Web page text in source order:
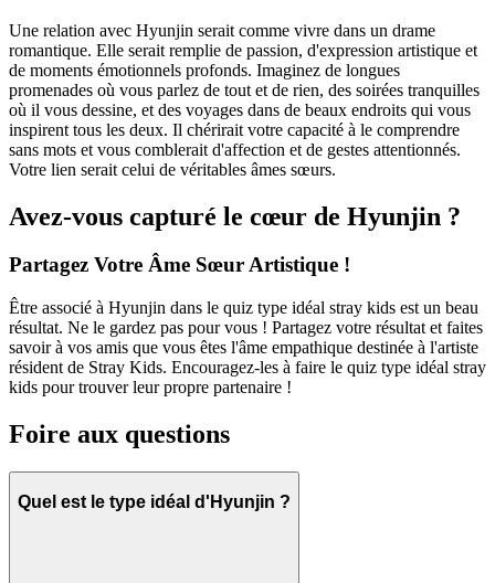
Une relation avec Hyunjin serait comme vivre dans un drame
romantique. Elle serait remplie de passion, d'expression artistique et
de moments émotionnels profonds. Imaginez de longues
promenades où vous parlez de tout et de rien, des soirées tranquilles
où il vous dessine, et des voyages dans de beaux endroits qui vous
inspirent tous les deux. Il chérirait votre capacité à le comprendre
sans mots et vous comblerait d'affection et de gestes attentionnés.
Votre lien serait celui de véritables âmes sœurs.
Avez-vous capturé le cœur de Hyunjin ?
Partagez Votre Âme Sœur Artistique !
Être associé à Hyunjin dans le quiz type idéal stray kids est un beau
résultat. Ne le gardez pas pour vous ! Partagez votre résultat et faites
savoir à vos amis que vous êtes l'âme empathique destinée à l'artiste
résident de Stray Kids. Encouragez-les à faire le quiz type idéal stray
kids pour trouver leur propre partenaire !
Foire aux questions
Quel est le type idéal d'Hyunjin ?